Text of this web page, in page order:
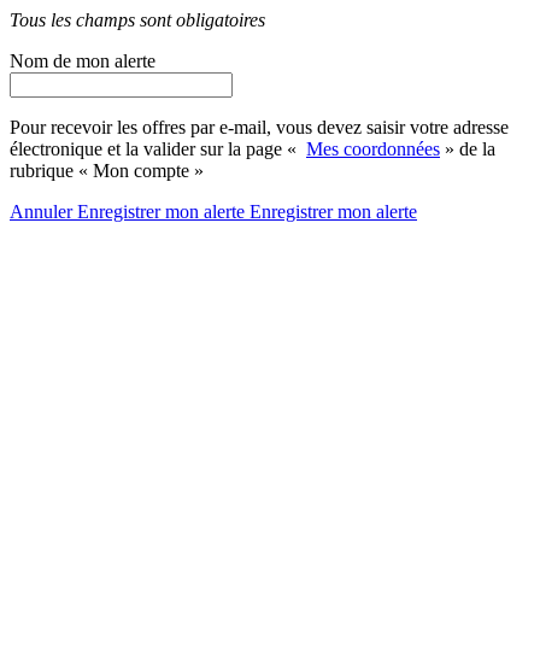
Tous les champs sont obligatoires
Nom de mon alerte
Pour recevoir les offres par e-mail, vous devez saisir votre adresse
électronique et la valider sur la page « Mes coordonnées » de la
rubrique « Mon compte »
AnnulerEnregistrer mon alerte Enregistrermon alerte